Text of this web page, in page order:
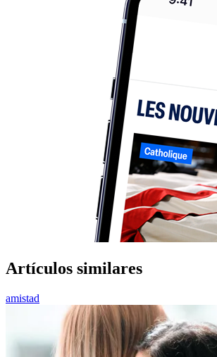
Artículos similares
amistad